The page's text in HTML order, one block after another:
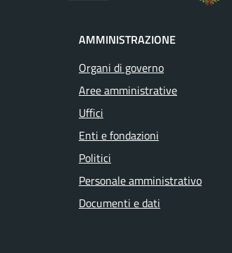
AMMINISTRAZIONE
Organi di governo
Aree amministrative
Uffici
Enti e fondazioni
Politici
Personale amministrativo
Documenti e dati